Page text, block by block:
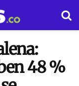
48 %